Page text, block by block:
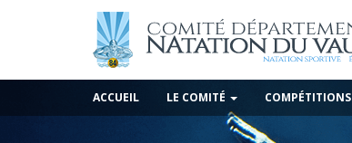
ACCUEIL LE COMITÉ COMPÉTITIONS